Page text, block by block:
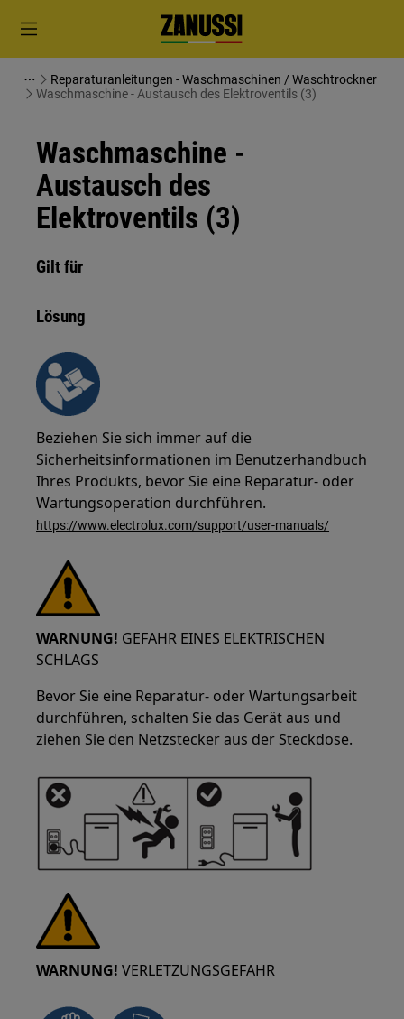
Reparaturanleitungen - Waschmaschinen / Waschtrockner
Waschmaschine - Austausch des Elektroventils (3)
Waschmaschine -
Austausch des
Elektroventils (3)
Gilt für
Lösung
Beziehen Sie sich immer auf die
Sicherheitsinformationen im Benutzerhandbuch
Ihres Produkts, bevor Sie eine Reparatur- oder
Wartungsoperation durchführen.
https://www.electrolux.com/support/user-manuals/
WARNUNG! GEFAHR EINES ELEKTRISCHEN
SCHLAGS
Bevor Sie eine Reparatur- oder Wartungsarbeit
durchführen, schalten Sie das Gerät aus und
ziehen Sie den Netzstecker aus der Steckdose.
WARNUNG! VERLETZUNGSGEFAHR